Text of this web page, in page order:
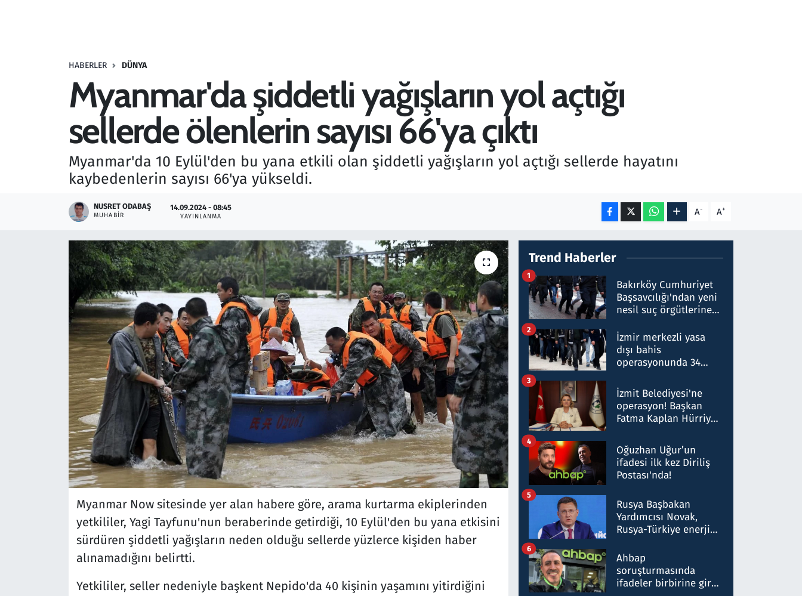
HABERLER DÜNYA
Myanmar'da şiddetli yağışların yol açtığı
sellerde ölenlerin sayısı 66'ya çıktı
Myanmar'da 10 Eylül'den bu yana etkili olan şiddetli yağışların yol açtığı sellerde hayatını
kaybedenlerin sayısı 66'ya yükseldi.
NUSRET ODABAŞ
MUHABIR
14.09.2024 - 08:45
YAYINLANMA A- A+
Myanmar Now sitesinde yer alan habere göre, arama kurtarma ekiplerinden
yetkililer, Yagi Tayfunu'nun beraberinde getirdiği, 10 Eylül'den bu yana etkisini
sürdüren şiddetli yağışların neden olduğu sellerde yüzlerce kişiden haber
alınamadığını belirtti.
Yetkililer, seller nedeniyle başkent Nepido'da 40 kişinin yaşamını yitirdiğini
Trend Haberler
Bakırköy Cumhuriyet
Başsavcılığı'ndan yeni
nesil suç örgütlerine
hakkında gözaltı kararı
1
İzmir merkezli yasa
dışı bahis
operasyonunda 34
Milyar liralık para
trafiği tespit edildi
2
İzmit Belediyesi'ne
operasyon! Başkan
Fatma Kaplan Hürriyet
3
Oğuzhan Uğur’un
ifadesi ilk kez Diriliş
Postası'nda!
4
Rusya Başbakan
Yardımcısı Novak,
Rusya-Türkiye enerji
nitelikte olduğunu
belirtti
5
Ahbap
soruşturmasında
ifadeler birbirine girdi:
6
Savunma Sanayi
Teknoloji ve Bilim
Televizyon